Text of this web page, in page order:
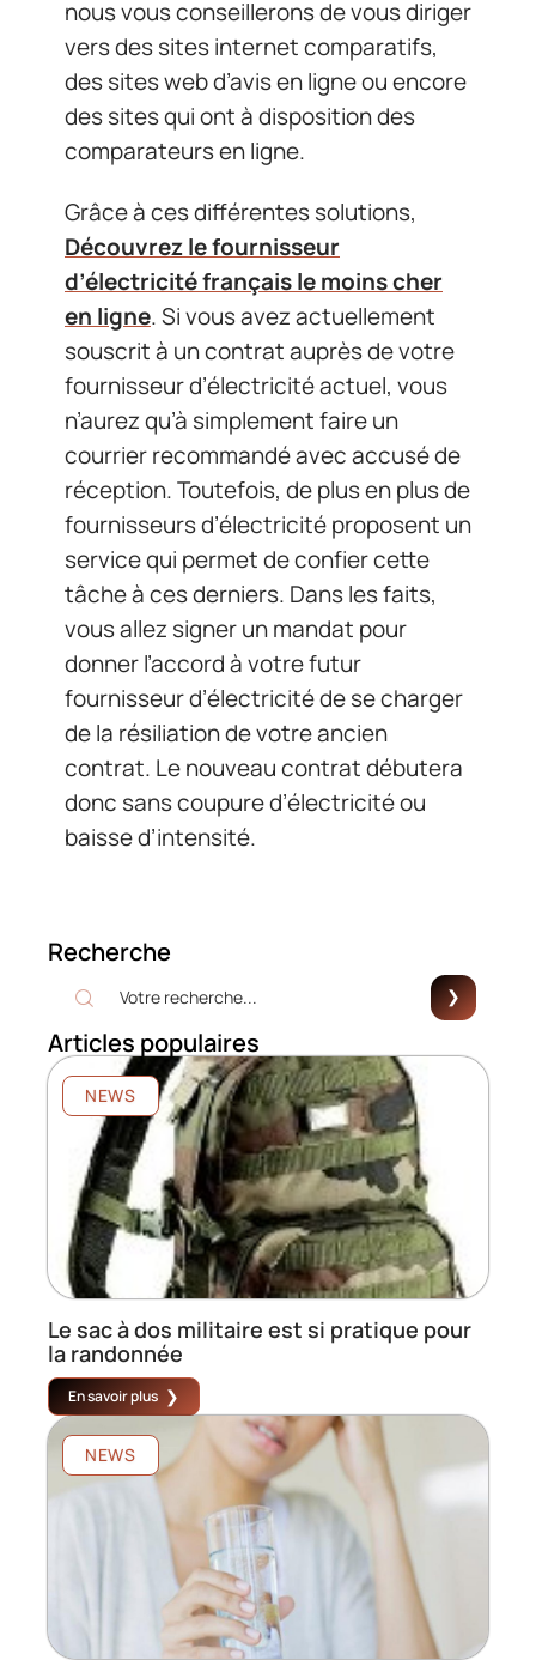
nous vous conseillerons de vous diriger
vers des sites internet comparatifs,
des sites web d’avis en ligne ou encore
des sites qui ont à disposition des
comparateurs en ligne.
Grâce à ces différentes solutions,
Découvrez le fournisseur
d’électricité français le moins cher
en ligne. Si vous avez actuellement
souscrit à un contrat auprès de votre
fournisseur d’électricité actuel, vous
n’aurez qu’à simplement faire un
courrier recommandé avec accusé de
réception. Toutefois, de plus en plus de
fournisseurs d’électricité proposent un
service qui permet de confier cette
tâche à ces derniers. Dans les faits,
vous allez signer un mandat pour
donner l’accord à votre futur
fournisseur d’électricité de se charger
de la résiliation de votre ancien
contrat. Le nouveau contrat débutera
donc sans coupure d’électricité ou
baisse d’intensité.
Recherche
Articles populaires
NEWS
Le sac à dos militaire est si pratique pour
la randonnée
En savoir plus
NEWS